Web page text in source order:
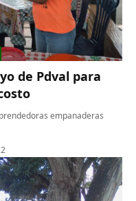
de Pdval para
empanaderas